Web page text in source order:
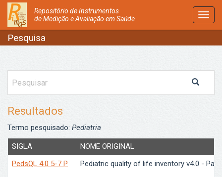
Repositório de Instrumentos
de Medição e Avaliação em Saúde
Pesquisa
Resultados
Termo pesquisado: Pediatria
SIGLA
NOME ORIGINAL
PedsQL 4.0 5-7 P
Pediatric quality of life inventory v4.0 -